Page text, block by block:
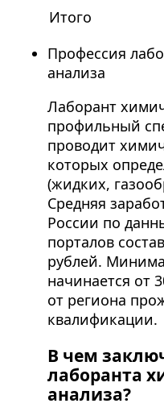
Итого
Профессия
анализа
Лаборант
профильный
проводит
которых
(жидких,
Средняя
России по
порталов
рублей.
начинается от
от региона
квалификации.
В чем
лаборанта
анализа?